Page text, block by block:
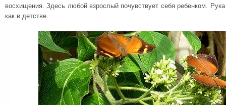
восхищения. Здесь любой взрослый почувствует себя ребенком.
как в детстве.